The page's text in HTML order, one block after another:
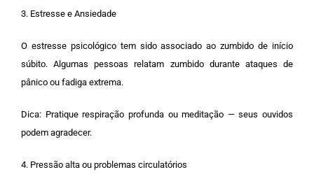
3. Estresse e Ansiedade
O estresse psicológico tem sido associado ao zumbido de início
súbito. Algumas pessoas relatam zumbido durante ataques de
pânico ou fadiga extrema.
Dica: Pratique respiração profunda ou meditação — seus ouvidos
podem agradecer.
4. Pressão alta ou problemas circulatórios